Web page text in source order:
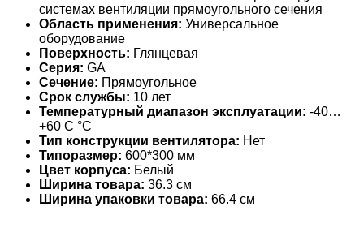
системах вентиляции прямоугольного сечения
Область применения: Универсальное
оборудование
Поверхность: Глянцевая
Серия: GA
Сечение: Прямоугольное
Срок службы: 10 лет
Температурный диапазон эксплуатации: -40…
+60 С °С
Тип конструкции вентилятора: Нет
Типоразмер: 600*300 мм
Цвет корпуса: Белый
Ширина товара: 36.3 см
Ширина упаковки товара: 66.4 см